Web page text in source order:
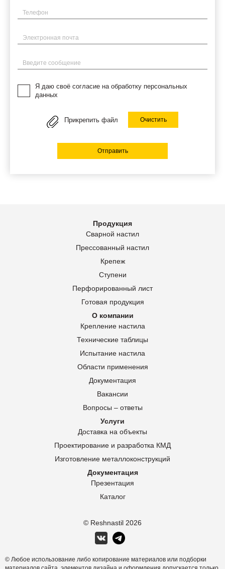
Телефон
Электронная почта
Введите сообщение
Я даю своё согласие на обработку персональных
данных
Прикрепить файл Очистить
Отправить
© Reshnastil 2026
Продукция
Сварной настил
Прессованный настил
Крепеж
Ступени
Перфорированный лист
Готовая продукция
О компании
Крепление настила
Технические таблицы
Испытание настила
Области применения
Документация
Вакансии
Вопросы – ответы
Услуги
Доставка на объекты
Проектирование и разработка КМД
Изготовление металлоконструкций
Документация
Презентация
Каталог
© Любое использование либо копирование материалов или подборки